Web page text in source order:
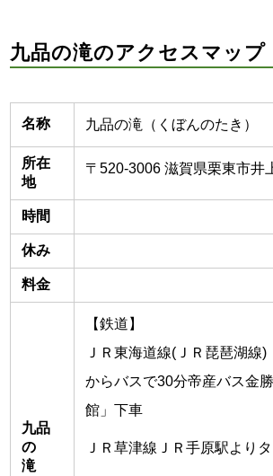
九品の滝のアクセスマップ
名称 九品の滝（くぼんのたき）
所在
地
〒520-3006 滋賀県栗東市井
時間
休み
料金
九品
の
滝
【鉄道】
ＪＲ東海道線(ＪＲ琵琶湖線)
からバスで30分帝産バス金
館」下車
ＪＲ草津線ＪＲ手原駅より